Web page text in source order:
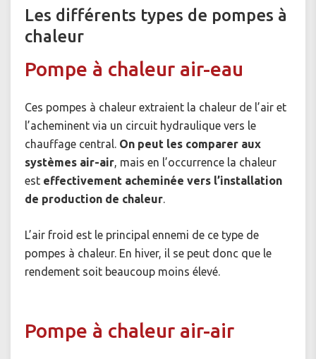
Les différents types de pompes à
chaleur
Pompe à chaleur air-eau
Ces pompes à chaleur extraient la chaleur de l’air et
l’acheminent via un circuit hydraulique vers le
chauffage central. On peut les comparer aux
systèmes air-air, mais en l’occurrence la chaleur
est effectivement acheminée vers l’installation
de production de chaleur.
L’air froid est le principal ennemi de ce type de
pompes à chaleur. En hiver, il se peut donc que le
rendement soit beaucoup moins élevé.
Pompe à chaleur air-air